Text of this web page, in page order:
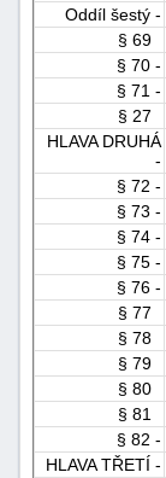
Oddíl šestý -
§ 69
§ 70 -
§ 71 -
§ 27
HLAVA DRUHÁ
-
§ 72 -
§ 73 -
§ 74 -
§ 75 -
§ 76 -
§ 77
§ 78
§ 79
§ 80
§ 81
§ 82 -
HLAVA TŘETÍ -